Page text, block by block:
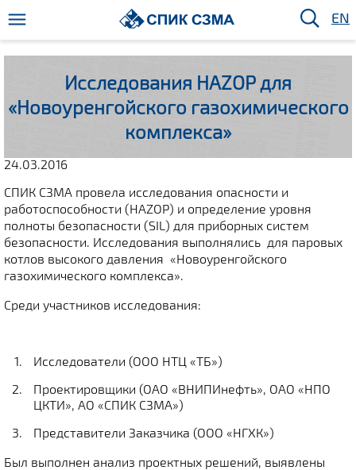
EN
Исследования HAZOP для
«Новоуренгойского газохимического
комплекса»
24.03.2016
СПИК СЗМА провела исследования опасности и
работоспособности (HAZOP) и определение уровня
полноты безопасности (SIL) для приборных систем
безопасности. Исследования выполнялись для паровых
котлов высокого давления «Новоуренгойского
газохимического комплекса».
Среди участников исследования:
Исследователи (ООО НТЦ «ТБ»)
Проектировщики (ОАО «ВНИПИнефть», ОАО «НПО
ЦКТИ», АО «СПИК СЗМА»)
Представители Заказчика (ООО «НГХК»)
Был выполнен анализ проектных решений, выявлены